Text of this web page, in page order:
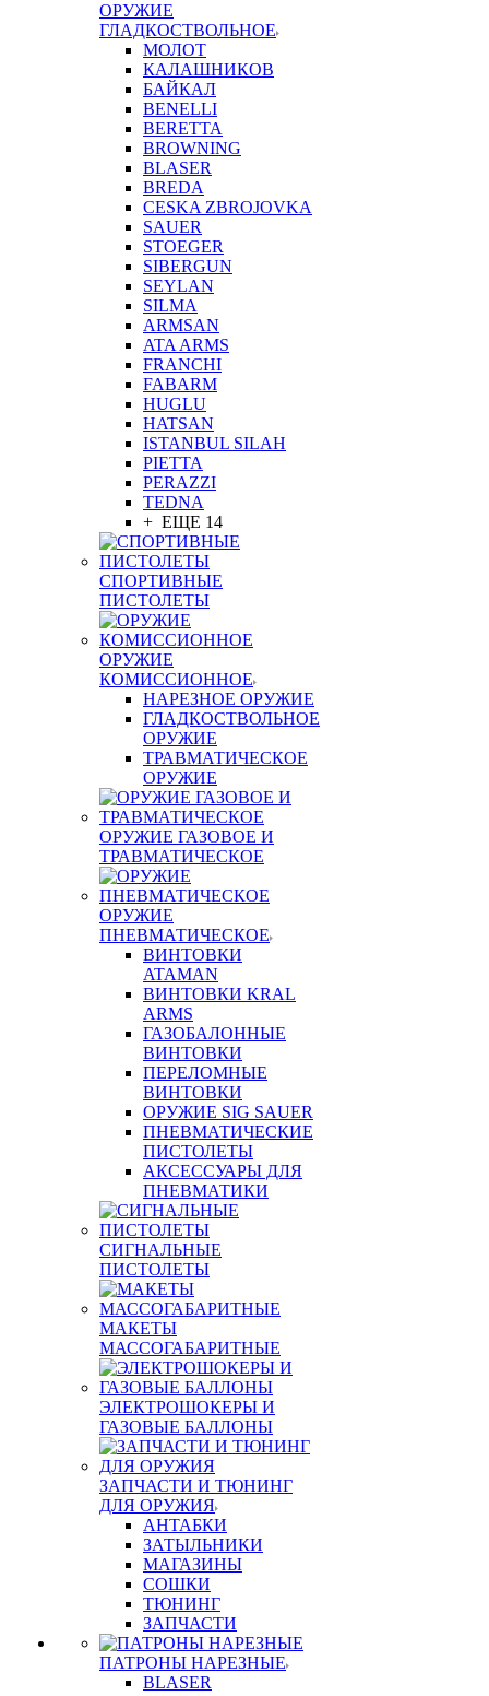
ОРУЖИЕ
ГЛАДКОСТВОЛЬНОЕ
МОЛОТ
КАЛАШНИКОВ
БАЙКАЛ
BENELLI
BERETTA
BROWNING
BLASER
BREDA
CESKA ZBROJOVKA
SAUER
STOEGER
SIBERGUN
SEYLAN
SILMA
ARMSAN
ATA ARMS
FRANCHI
FABARM
HUGLU
HATSAN
ISTANBUL SILAH
PIETTA
PERAZZI
TEDNA
+ ЕЩЕ 14
СПОРТИВНЫЕ
ПИСТОЛЕТЫ
ОРУЖИЕ
КОМИССИОННОЕ
НАРЕЗНОЕ ОРУЖИЕ
ГЛАДКОСТВОЛЬНОЕ
ОРУЖИЕ
ТРАВМАТИЧЕСКОЕ
ОРУЖИЕ
ОРУЖИЕ ГАЗОВОЕ И
ТРАВМАТИЧЕСКОЕ
ОРУЖИЕ
ПНЕВМАТИЧЕСКОЕ
ВИНТОВКИ
ATAMAN
ВИНТОВКИ KRAL
ARMS
ГАЗОБАЛОННЫЕ
ВИНТОВКИ
ПЕРЕЛОМНЫЕ
ВИНТОВКИ
ОРУЖИЕ SIG SAUER
ПНЕВМАТИЧЕСКИЕ
ПИСТОЛЕТЫ
АКСЕССУАРЫ ДЛЯ
ПНЕВМАТИКИ
СИГНАЛЬНЫЕ
ПИСТОЛЕТЫ
МАКЕТЫ
МАССОГАБАРИТНЫЕ
ЭЛЕКТРОШОКЕРЫ И
ГАЗОВЫЕ БАЛЛОНЫ
ЗАПЧАСТИ И ТЮНИНГ
ДЛЯ ОРУЖИЯ
АНТАБКИ
ЗАТЫЛЬНИКИ
МАГАЗИНЫ
СОШКИ
ТЮНИНГ
ЗАПЧАСТИ
ПАТРОНЫ НАРЕЗНЫЕ
BLASER